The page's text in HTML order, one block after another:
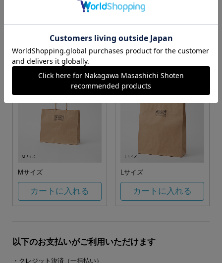
カートに入れる カートに入れる
Mサイズ
カートに入れる
Lサイズ
カートに入れる
以下のお支払いがご利用いただけます
・クレジット決済（一括払い）